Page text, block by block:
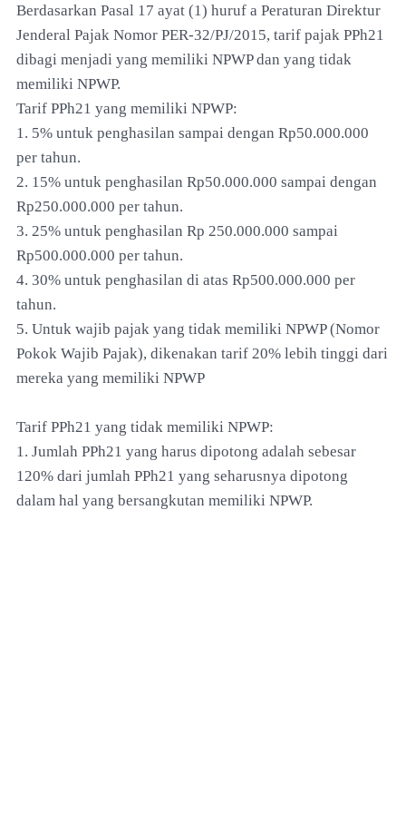
Berdasarkan Pasal 17 ayat (1) huruf a Peraturan Direktur
Jenderal Pajak Nomor PER-32/PJ/2015, tarif pajak PPh21
dibagi menjadi yang memiliki NPWP dan yang tidak
memiliki NPWP.
Tarif PPh21 yang memiliki NPWP:
1. 5% untuk penghasilan sampai dengan Rp50.000.000
per tahun.
2. 15% untuk penghasilan Rp50.000.000 sampai dengan
Rp250.000.000 per tahun.
3. 25% untuk penghasilan Rp 250.000.000 sampai
Rp500.000.000 per tahun.
4. 30% untuk penghasilan di atas Rp500.000.000 per
tahun.
5. Untuk wajib pajak yang tidak memiliki NPWP (Nomor
Pokok Wajib Pajak), dikenakan tarif 20% lebih tinggi dari
mereka yang memiliki NPWP
Tarif PPh21 yang tidak memiliki NPWP:
1. Jumlah PPh21 yang harus dipotong adalah sebesar
120% dari jumlah PPh21 yang seharusnya dipotong
dalam hal yang bersangkutan memiliki NPWP.